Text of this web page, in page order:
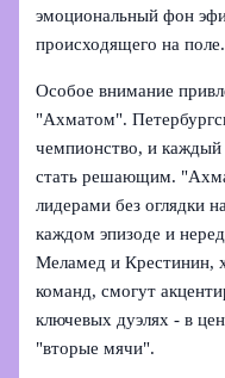
эмоциональный фон
происходящего на поле.
Особое внимание
"Ахматом".
чемпионство, и
стать решающим.
лидерами без оглядки
каждом эпизоде и
Меламед и Крестинин,
команд, смогут
ключевых дуэлях - в
"вторые мячи".